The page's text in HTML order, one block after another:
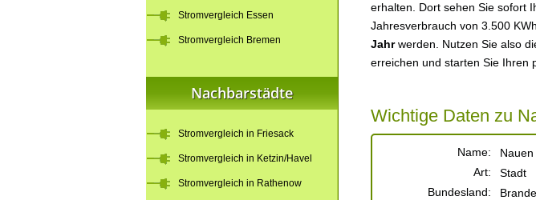
erhalten. Dort sehen Sie sofort
Jahresverbrauch von 3.500
Jahrwerden. Nutzen Sie also
erreichen und starten Sie Ihren
Wichtige Daten zu
Name:
Nauen
Art:
Stadt
Bundesland:
Stromvergleich Essen
Stromvergleich Bremen
Nachbarstädte
Stromvergleich in Friesack
Stromvergleich in Ketzin/Havel
Stromvergleich in Rathenow